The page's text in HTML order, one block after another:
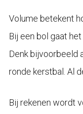
Volume betekent
Bij een bol gaat
Denk bijvoorbeeld
ronde kerstbal. Al
Bij rekenen wordt